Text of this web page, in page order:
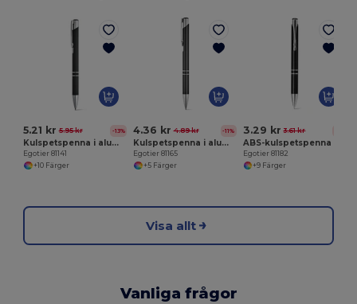
5.21 kr 5.95 kr -13%
Kulspetspenna i aluminium och gummifinish
Egotier 81141
+10 Färger
4.36 kr 4.89 kr -11%
Kulspetspenna i aluminium med klipps
Egotier 81165
+5 Färger
3.29 kr 3.61 kr
Egotier 81182
+9 Färger
Visa allt
Vanliga frågor